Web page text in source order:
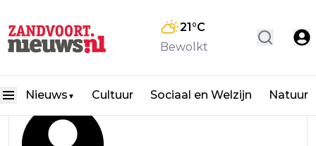
21°C
Bewolkt
Nieuws ▼ Cultuur Sociaal en Welzijn Natuur